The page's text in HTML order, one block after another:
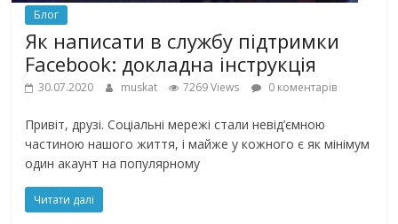
Блог
Як написати в службу підтримки
Facebook: докладна інструкція
30.07.2020 muskat 7269 Views 0 коментарів
Привіт, друзі. Соціальні мережі стали невід’ємною
частиною нашого життя, і майже у кожного є як мінімум
один акаунт на популярному
Читати далі